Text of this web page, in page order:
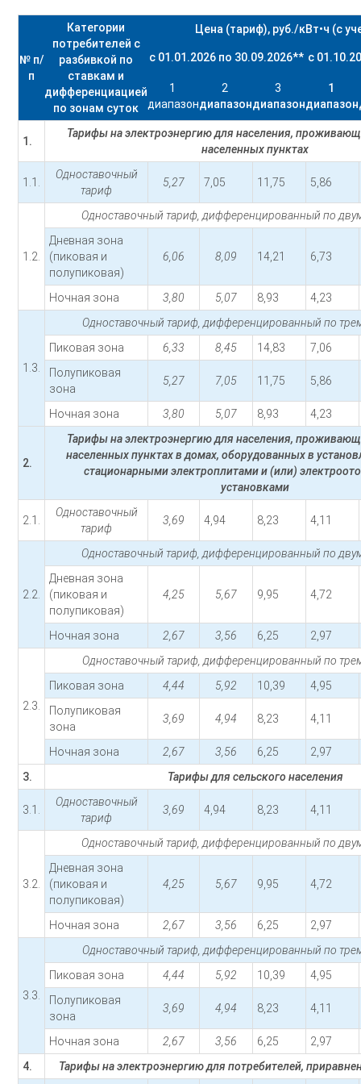
№ п/
п
Категории
потребителей с
разбивкой по
ставкам и
дифференциацией
по зонам суток
Цена (тариф), руб./кВт•ч (с
с 01.01.2026 по 30.09.2026** с
1
диапазон
2
диапазон
3
диапазон
1
диапазон
1.
Тарифы на электроэнергию для населения,
населенных пунктах
1.1.
Одноставочный
тариф
5,27 7,05 11,75 5,86
1.2.
Одноставочный тариф, дифференцированный по
Дневная зона
(пиковая и
полупиковая)
6,06 8,09 14,21 6,73
Ночная зона 3,80 5,07 8,93 4,23
1.3.
Одноставочный тариф, дифференцированный по
Пиковая зона
6,33 8,45 14,83
7,06
Полупиковая
зона
5,27 7,05 11,75 5,86
Ночная зона 3,80 5,07 8,93 4,23
2.
Тарифы на электроэнергию для населения,
населенных пунктах в домах, оборудованных в
стационарными электроплитами и (или)
установками
2.1.
Одноставочный
тариф
3,69 4,94 8,23 4,11
2.2.
Одноставочный тариф, дифференцированный по
Дневная зона
(пиковая и
полупиковая)
4,25 5,67 9,95 4,72
Ночная зона 2,67 3,56 6,25 2,97
2.3.
Одноставочный тариф, дифференцированный по
Пиковая зона
4,44 5,92 10,39
4,95
Полупиковая
зона
3,69 4,94 8,23 4,11
Ночная зона 2,67 3,56 6,25
2,97
3.
Тарифы для сельского населения
3.1.
Одноставочный
тариф
3,69 4,94 8,23 4,11
3.2.
Одноставочный тариф, дифференцированный по
Дневная зона
(пиковая и
полупиковая)
4,25 5,67 9,95 4,72
Ночная зона 2,67 3,56 6,25 2,97
3.3.
Одноставочный тариф, дифференцированный по
Пиковая зона
4,44 5,92 10,39
4,95
Полупиковая
зона
3,69 4,94 8,23 4,11
Ночная зона 2,67 3,56 6,25
2,97
4.
Тарифы на электроэнергию для потребителей,